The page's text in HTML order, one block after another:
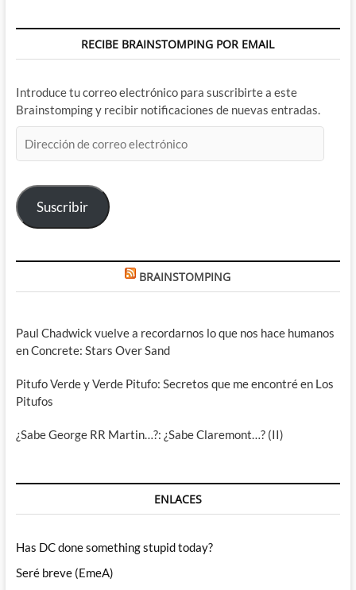
RECIBE BRAINSTOMPING POR EMAIL
Introduce tu correo electrónico para suscribirte a este
Brainstomping y recibir notificaciones de nuevas entradas.
de
electrónico
Suscribir
BRAINSTOMPING
Paul Chadwick vuelve a recordarnos lo que nos hace humanos
en Concrete: Stars Over Sand
Pitufo Verde y Verde Pitufo: Secretos que me encontré en Los
Pitufos
¿Sabe George RR Martin…?: ¿Sabe Claremont…? (II)
ENLACES
Has DC done something stupid today?
Seré breve (EmeA)